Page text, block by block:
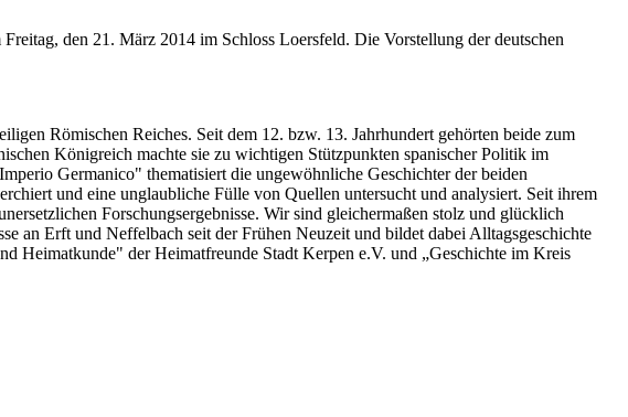
den 21. März 2014 im Schloss Loersfeld. Die Vorstellung der deutschen
Römischen Reiches. Seit dem 12. bzw. 13. Jahrhundert gehörten beide zum
Königreich machte sie zu wichtigen Stützpunkten spanischer Politik im
Germanico" thematisiert die ungewöhnliche Geschichter der beiden
und eine unglaubliche Fülle von Quellen untersucht und analysiert. Seit ihrem
Forschungsergebnisse. Wir sind gleichermaßen stolz und glücklich
an Erft und Neffelbach seit der Frühen Neuzeit und bildet dabei Alltagsgeschichte
Heimatkunde" der Heimatfreunde Stadt Kerpen e.V. und „Geschichte im Kreis